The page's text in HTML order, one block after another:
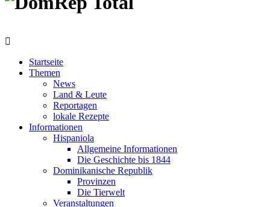
Startseite
Themen
News
Land & Leute
Reportagen
lokale Rezepte
Informationen
Hispaniola
Allgemeine Informationen
Die Geschichte bis 1844
Dominikanische Republik
Provinzen
Die Tierwelt
Veranstaltungen